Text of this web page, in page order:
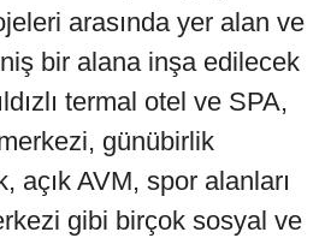
arasında yer alan ve
bir alana inşa edilecek
termal otel ve SPA,
günübirlik
açık AVM, spor alanları
gibi birçok sosyal ve